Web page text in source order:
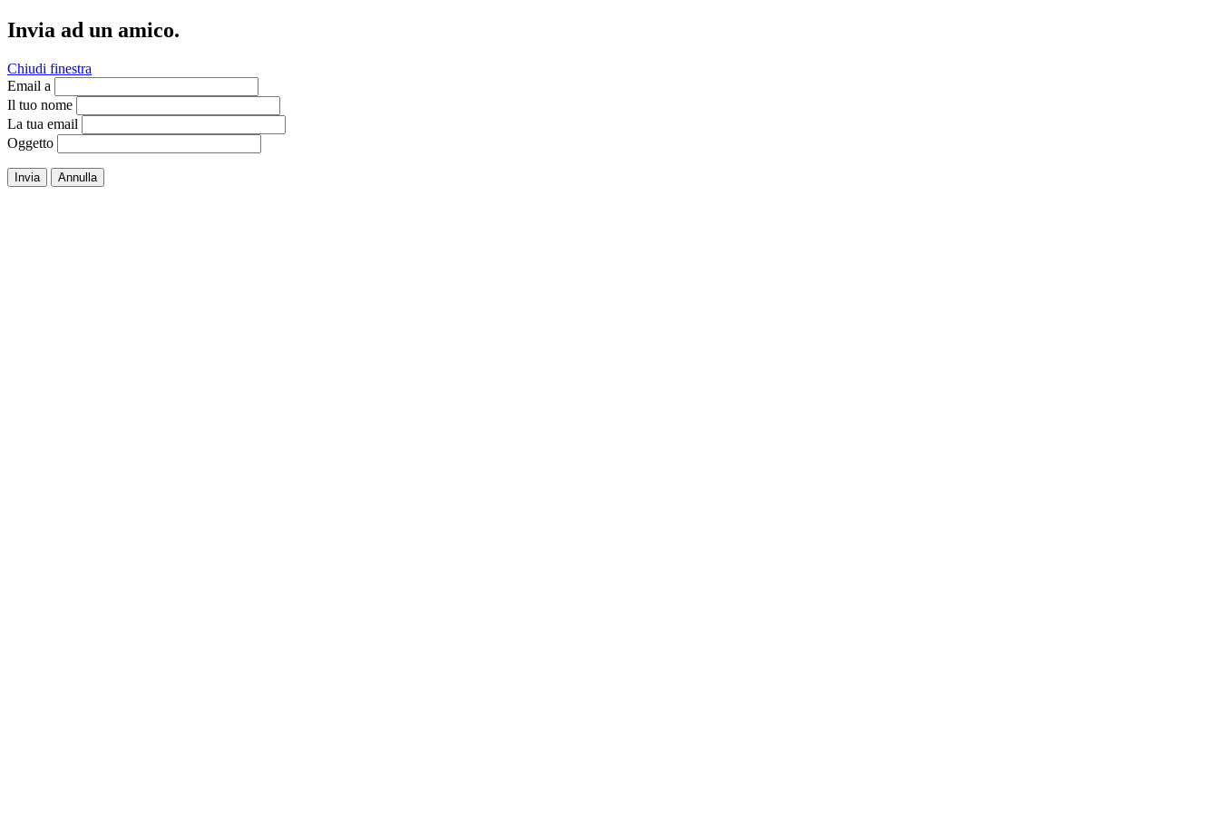
Invia ad un amico.
Chiudi finestra
Email a
Il tuo nome
La tua email
Oggetto
Invia Annulla